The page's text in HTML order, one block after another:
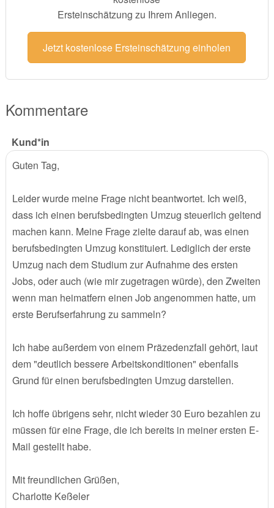
Ersteinschätzung zu Ihrem Anliegen.
Jetzt kostenlose Ersteinschätzung einholen
Kommentare
Kund*in
Guten Tag,
Leider wurde meine Frage nicht beantwortet. Ich weiß,
dass ich einen berufsbedingten Umzug steuerlich geltend
machen kann. Meine Frage zielte darauf ab, was einen
berufsbedingten Umzug konstituiert. Lediglich der erste
Umzug nach dem Studium zur Aufnahme des ersten
Jobs, oder auch (wie mir zugetragen würde), den Zweiten
wenn man heimatfern einen Job angenommen hatte, um
erste Berufserfahrung zu sammeln?
Ich habe außerdem von einem Präzedenzfall gehört, laut
dem "deutlich bessere Arbeitskonditionen" ebenfalls
Grund für einen berufsbedingten Umzug darstellen.
Ich hoffe übrigens sehr, nicht wieder 30 Euro bezahlen zu
müssen für eine Frage, die ich bereits in meiner ersten E-
Mail gestellt habe.
Mit freundlichen Grüßen,
Charlotte Keßeler